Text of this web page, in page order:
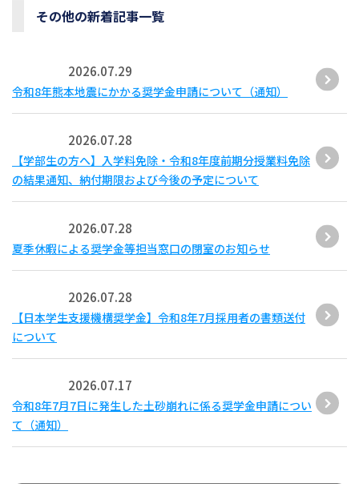
その他の新着記事一覧
2026.07.29
令和8年熊本地震にかかる奨学金申請について（通知）
2026.07.28
【学部生の方へ】入学料免除・令和8年度前期分授業料免除
の結果通知、納付期限および今後の予定について
2026.07.28
夏季休暇による奨学金等担当窓口の閉室のお知らせ
2026.07.28
【日本学生支援機構奨学金】令和8年7月採用者の書類送付
について
2026.07.17
令和8年7月7日に発生した土砂崩れに係る奨学金申請につい
て（通知）